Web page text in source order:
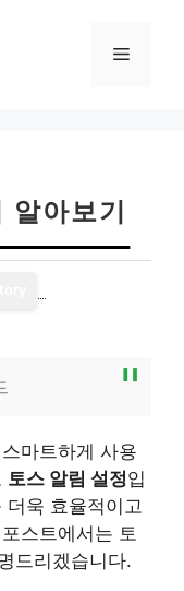
메
아보기
마트하게 사용
토스 알림 설정입
더욱 효율적이고
스트에서는 토
드리겠습니다.